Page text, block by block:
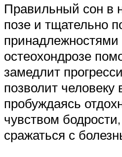
Правильный сон в
позе и тщательно
остеохондрозе
замедлит
позволит человеку
пробуждаясь
чувством
сражаться с